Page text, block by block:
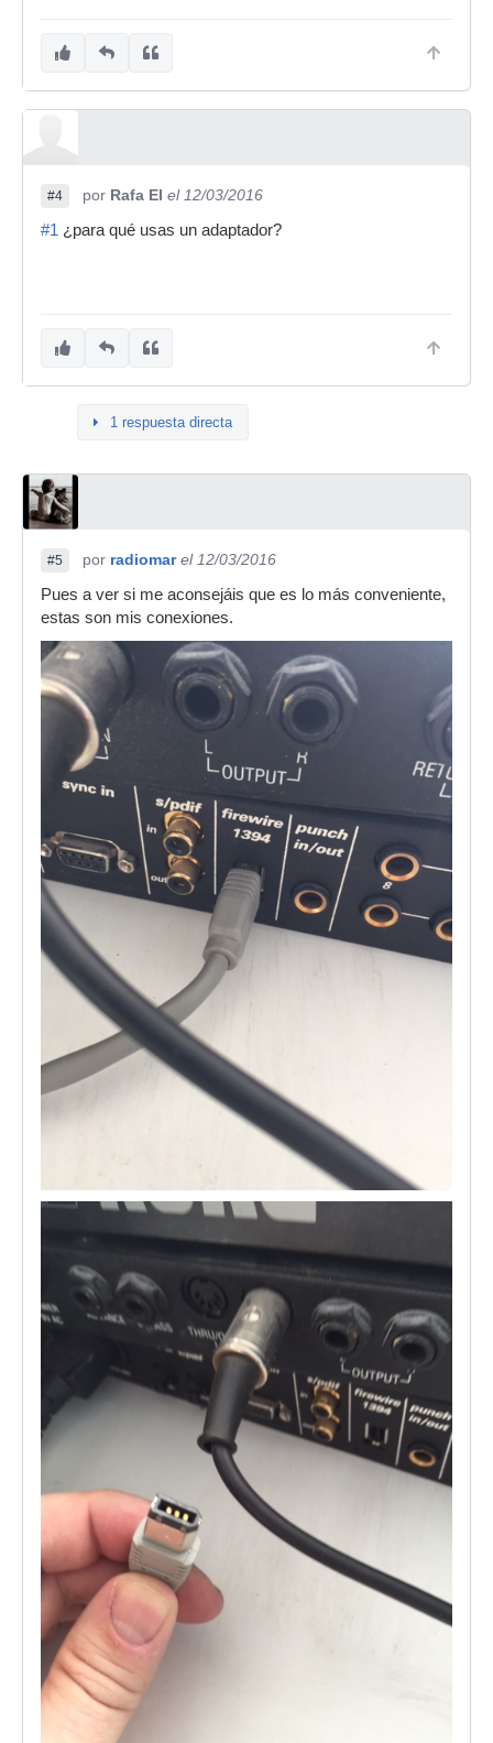
#4 por Rafa El el 12/03/2016
#1 ¿para qué usas un adaptador?
1 respuesta directa
#5 por radiomar el 12/03/2016
Pues a ver si me aconsejáis que es lo más conveniente,
estas son mis conexiones.